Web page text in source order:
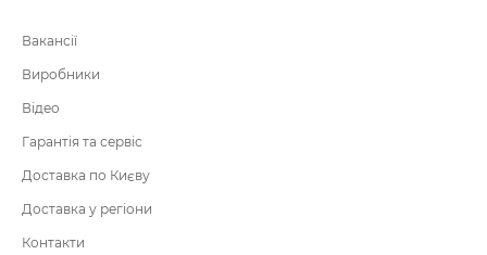
Вакансії
Виробники
Відео
Гарантія та сервіс
Доставка по Києву
Доставка у регіони
Контакти